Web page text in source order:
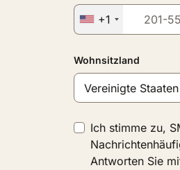
+1
Wohnsitzland
Ich stimme zu,
Antworten Sie